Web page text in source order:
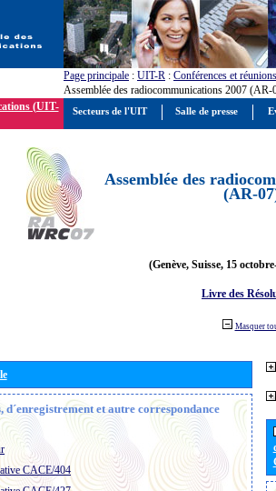
Page principale : UIT-R : Conférences et réunions
Assemblée des radiocommunications 2007 (AR-
(UIT-
Assemblée des
(AR-
(Genève, Suisse, 15
Livre des
Masquer
d´enregistrement et autre correspondance
CACE/404
Secteurs de l'UIT Salle de presse